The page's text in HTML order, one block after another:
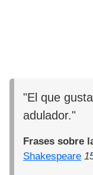
"El que
adulador."
Frases sobre
Shakespeare